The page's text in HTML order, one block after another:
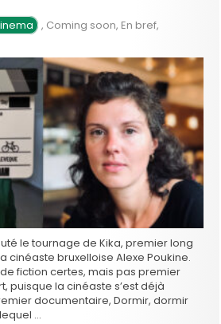
, Coming soon, En bref,
le tournage de Kika, premier long
cinéaste bruxelloise Alexe Poukine.
fiction certes, mais pas premier
puisque la cinéaste s’est déjà
documentaire, Dormir, dormir
…